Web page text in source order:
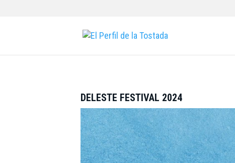
DELESTE FESTIVAL 2024